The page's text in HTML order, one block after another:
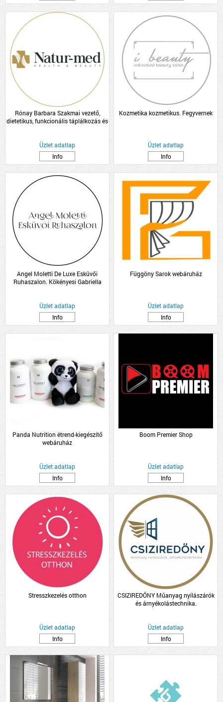
Rónay Barbara Szakmai vezető,
dietetikus, funkcionális táplálkozás és
Üzlet adatlap
Info
Kozmetika kozmetikus. Fegyvernek
Üzlet adatlap
Info
Angel Moletti De Luxe Esküvői
Ruhaszalon. Kökényesi Gabriella
Üzlet adatlap
Info
Függöny Sarok webáruház
Üzlet adatlap
Info
Panda Nutrition étrend-kiegészítő
webáruház
Üzlet adatlap
Info
Boom Premier Shop
Üzlet adatlap
Info
Stresszkezelés otthon
Üzlet adatlap
Info
CSIZIREDŐNY Műanyag nyílászárók
és árnyékolástechnika.
Üzlet adatlap
Info